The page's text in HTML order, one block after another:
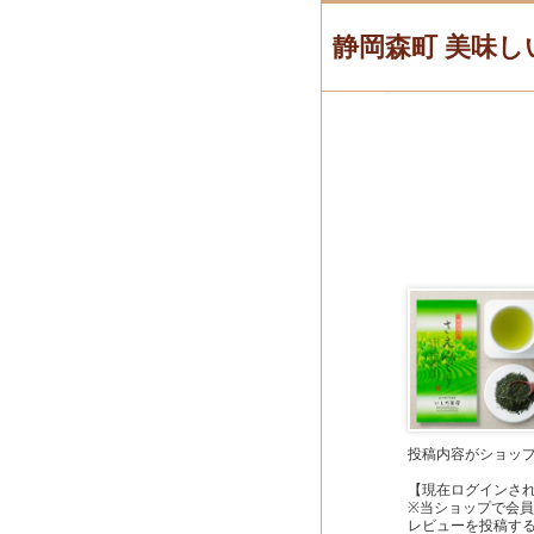
静岡森町 美味
投稿内容がショッ
【現在ログインさ
※当ショップで会
レビューを投稿す